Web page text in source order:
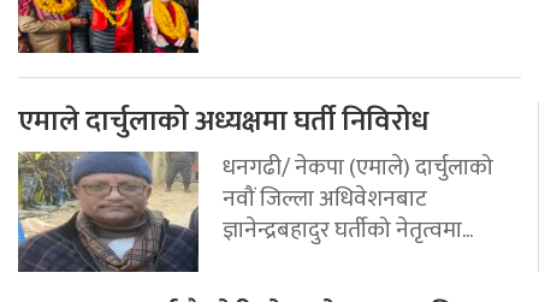
एमाले दार्चुलाको अध्यक्षमा घर्ती निविरोध
धनगढी/ नेकपा (एमाले) दार्चुलाको
नवौं जिल्ला अधिवेशनबाट
ज्ञानेन्द्रबहादुर घर्तीको नेतृत्वमा...